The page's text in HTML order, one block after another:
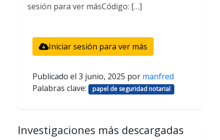
sesión para ver másCódigo: […]
Iniciar sesión para ver más
Publicado el 3 junio, 2025 por manfred
Palabras clave:
papel de seguridad notarial
Investigaciones más descargadas